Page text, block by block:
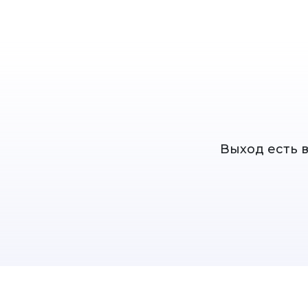
Выход есть